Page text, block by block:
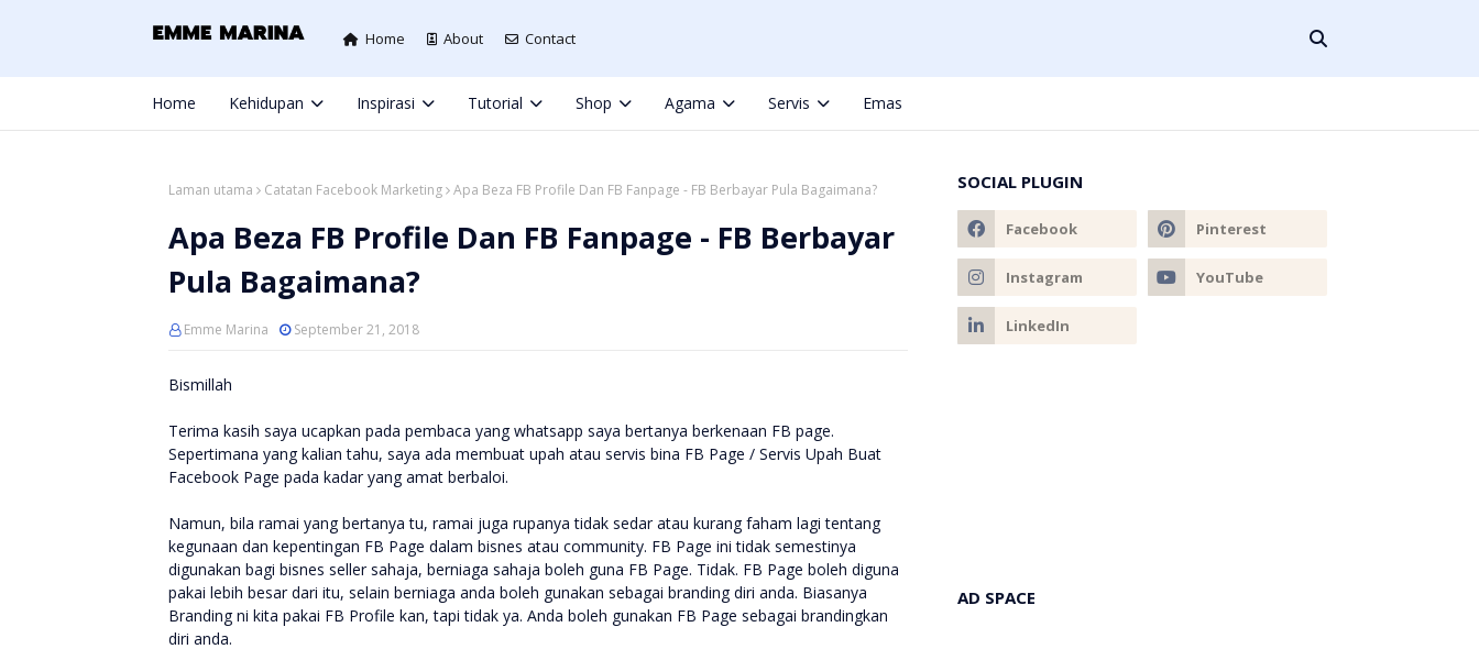
Home About Contact
Home Kehidupan Inspirasi Tutorial Shop Agama Servis Emas
Laman utama Catatan Facebook Marketing Apa Beza FB Profile Dan FB Fanpage - FB Berbayar Pula Bagaimana?
Apa Beza FB Profile Dan FB Fanpage - FB Berbayar
Pula Bagaimana?
Emme Marina September 21, 2018
Bismillah
Terima kasih saya ucapkan pada pembaca yang whatsapp saya bertanya berkenaan FB page.
Sepertimana yang kalian tahu, saya ada membuat upah atau servis bina FB Page / Servis Upah Buat
Facebook Page pada kadar yang amat berbaloi.
Namun, bila ramai yang bertanya tu, ramai juga rupanya tidak sedar atau kurang faham lagi tentang
kegunaan dan kepentingan FB Page dalam bisnes atau community. FB Page ini tidak semestinya
digunakan bagi bisnes seller sahaja, berniaga sahaja boleh guna FB Page. Tidak. FB Page boleh diguna
pakai lebih besar dari itu, selain berniaga anda boleh gunakan sebagai branding diri anda. Biasanya
Branding ni kita pakai FB Profile kan, tapi tidak ya. Anda boleh gunakan FB Page sebagai brandingkan
diri anda.
SOCIAL PLUGIN
AD SPACE